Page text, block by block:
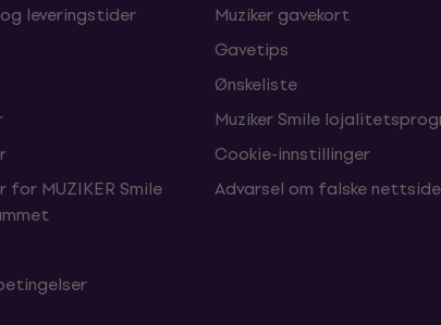
leveringstider
for MUZIKER Smile
Muziker gavekort
Gavetips
Ønskeliste
Muziker Smile
Cookie-innstillinger
Advarsel om falske